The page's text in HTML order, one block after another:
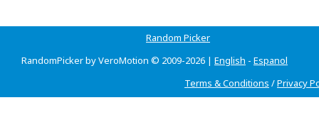
Random Picker
RandomPicker by VeroMotion © 2009-2026 | English - Espanol
Terms & Conditions /Privacy